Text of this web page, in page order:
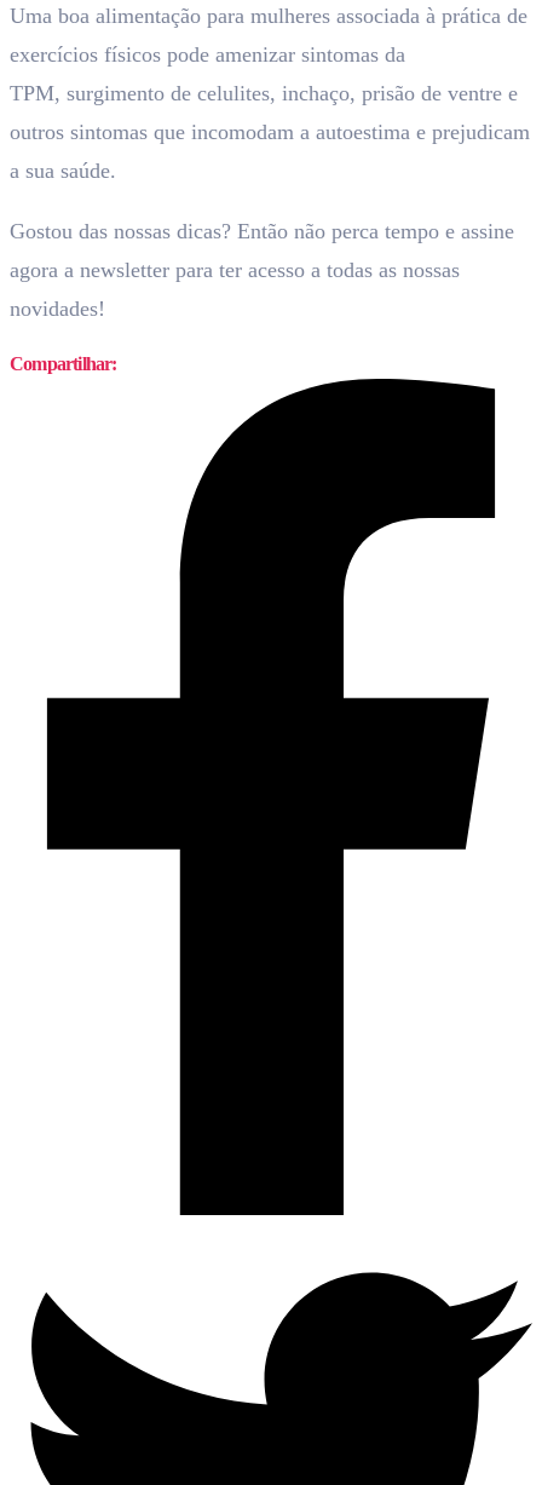
Uma boa alimentação para mulheres associada à prática de
exercícios físicos pode amenizar sintomas da
TPM, surgimento de celulites, inchaço, prisão de ventre e
outros sintomas que incomodam a autoestima e prejudicam
a sua saúde.
Gostou das nossas dicas? Então não perca tempo e assine
agora a newsletter para ter acesso a todas as nossas
novidades!
Compartilhar: